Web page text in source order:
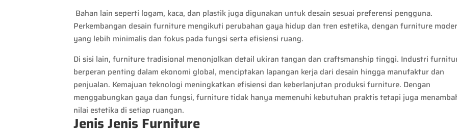
Bahan lain seperti logam, kaca, dan plastik juga digunakan untuk desain sesuai preferensi pengguna.
Perkembangan desain furniture mengikuti perubahan gaya hidup dan tren estetika, dengan furniture
yang lebih minimalis dan fokus pada fungsi serta efisiensi ruang.
Di sisi lain, furniture tradisional menonjolkan detail ukiran tangan dan craftsmanship tinggi. Industri
berperan penting dalam ekonomi global, menciptakan lapangan kerja dari desain hingga manufaktur dan
penjualan. Kemajuan teknologi meningkatkan efisiensi dan keberlanjutan produksi furniture. Dengan
menggabungkan gaya dan fungsi, furniture tidak hanya memenuhi kebutuhan praktis tetapi juga
nilai estetika di setiap ruangan.
Jenis Jenis Furniture